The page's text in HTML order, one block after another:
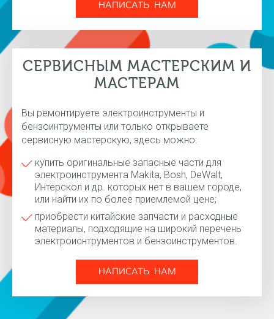
НАПИСАТЬ НАМ
СЕРВИСНЫМ МАСТЕРСКИМ И
МАСТЕРАМ
Вы ремонтируете электроинструменты и
бензоинтрументы или только открываете
сервисную мастерскую, здесь можно:
купить оригинальные запасные части для
электроинструмента Makita, Bosh, DeWalt,
Интерскол и др. которых нет в вашем городе,
или найти их по более приемлемой цене;
приобрести китайские запчасти и расходные
материалы, подходящие на широкий перечень
электроиснтрументов и бензоинструментов.
НАПИСАТЬ НАМ